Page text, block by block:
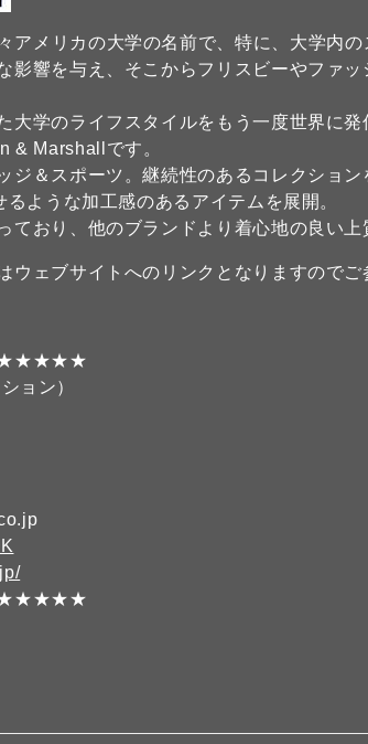
アメリカの大学の名前で、特に、大学内
影響を与え、そこからフリスビーやファ
大学のライフスタイルをもう一度世界に
& Marshallです。
ジ＆スポーツ。継続性のあるコレクショ
るような加工感のあるアイテムを展開。
ており、他のブランドより着心地の良い上
ェブサイトへのリンクとなりますのでご
ョン）